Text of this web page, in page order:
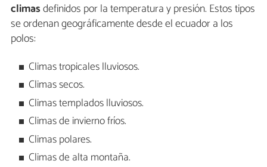
climasdefinidos por la temperatura y presión. Estos tipos
se ordenan geográficamente desde el ecuador a los
polos:
Climas tropicales lluviosos.
Climas secos.
Climas templados lluviosos.
Climas de invierno fríos.
Climas polares.
Climas de alta montaña.